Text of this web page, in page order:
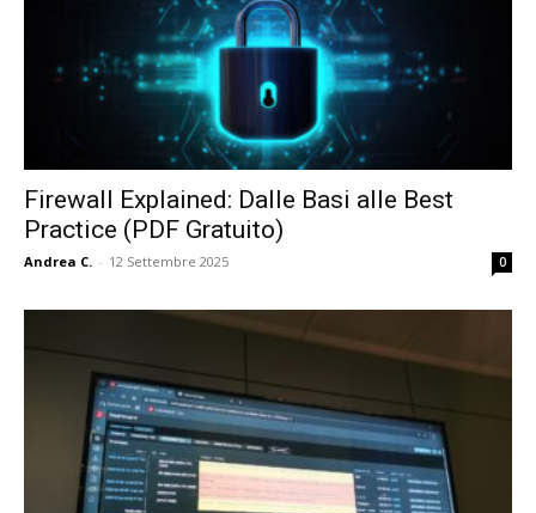
Firewall Explained: Dalle Basi alle Best
Practice (PDF Gratuito)
Andrea C. - 12 Settembre 2025 0